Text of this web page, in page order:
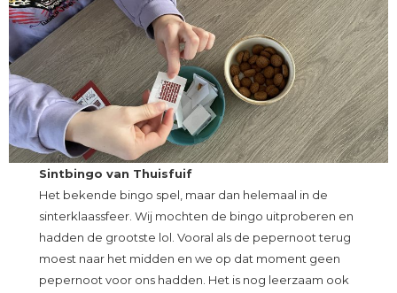
Sintbingo van Thuisfuif
Het bekende bingo spel, maar dan helemaal in de
sinterklaassfeer. Wij mochten de bingo uitproberen en
hadden de grootste lol. Vooral als de pepernoot terug
moest naar het midden en we op dat moment geen
pepernoot voor ons hadden. Het is nog leerzaam ook